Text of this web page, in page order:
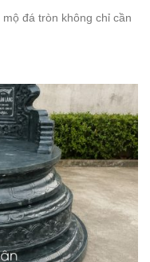
đá tròn không chỉ cần